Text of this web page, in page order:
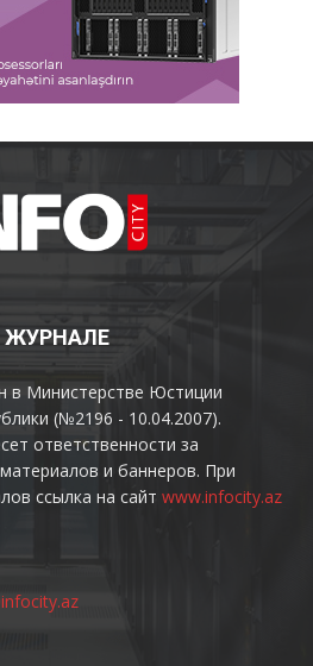
ЖУРНАЛЕ
в Министерстве Юстиции
(№2196 - 10.04.2007).
ответственности за
и баннеров. При
ссылка на сайт www.infocity.az